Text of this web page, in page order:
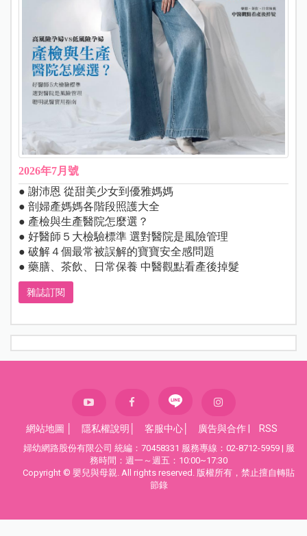
2026年7月號
● 謝沛恩 從甜美少女到優雅媽媽
● 剖婦產媽媽各階段照護大全
● 產檢與生產醫院怎麼選？
● 好醫師５大檢驗標準 選對醫院是風險管理
● 破解４個最常被誤解的寶寶安全感問題
● 藥膳、茶飲、日常保養 中醫觀點看產後掉髮
雜誌訂閱
網站地圖 隱私權說明 客服中心 廣告與合作 RSS
婦幼網路股份有限公司 統編：70458331 服務專線：02-8712-5959 | 服
務時間：週一～週五：10:00~17:30
Copyright © 嬰兒與母親. All rights reserved. 版權所有，禁止擅自轉貼
節錄